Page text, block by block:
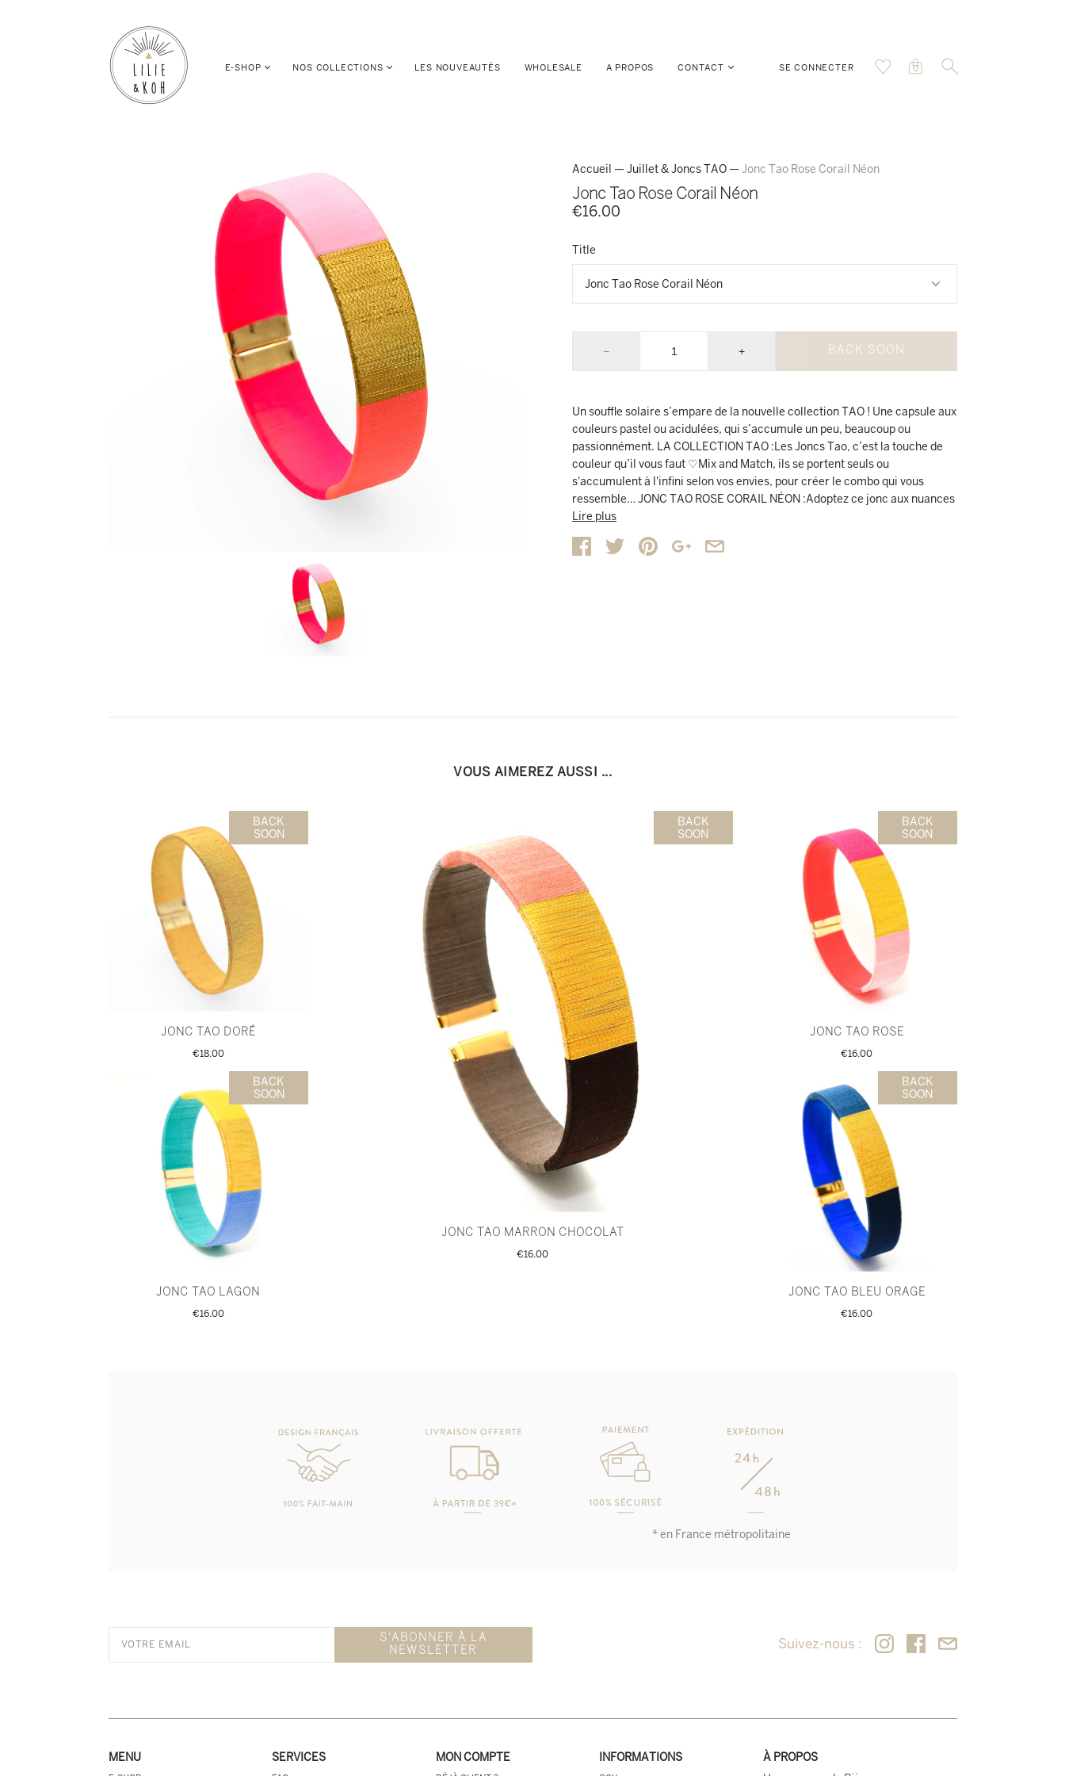
E-SHOP NOS COLLECTIONS LES NOUVEAUTÉS WHOLESALE A PROPOS CONTACT SE CONNECTER 0
Accueil — Juillet & Joncs TAO — Jonc Tao Rose Corail Néon
Jonc Tao Rose Corail Néon
€16.00
Title
− + BACK SOON
Un souffle solaire s’empare de la nouvelle collection TAO ! Une capsule aux
couleurs pastel ou acidulées, qui s’accumule un peu, beaucoup ou
passionnément. LA COLLECTION TAO :Les Joncs Tao, c’est la touche de
couleur qu’il vous faut ♡Mix and Match, ils se portent seuls ou
s'accumulent à l'infini selon vos envies, pour créer le combo qui vous
ressemble… JONC TAO ROSE CORAIL NÉON :Adoptez ce jonc aux nuances
de Rose pastel, corail fluo & rose fluo, et mixez le avec des couleurs flashy,
pour un assortiment lumineux et tendance ! CARACTÉRISTIQUES
PRODUIT :- Chaque jonc est doté d’un joli mix de 3 couleurs autour du doré
Lire plus
VOUS AIMEREZ AUSSI ...
BACK
SOON
JONC TAO DORÉ
€18.00
BACK
SOON
JONC TAO LAGON
€16.00
BACK
SOON
JONC TAO MARRON CHOCOLAT
€16.00
BACK
SOON
JONC TAO ROSE
€16.00
BACK
SOON
JONC TAO BLEU ORAGE
€16.00
* en France métropolitaine
S'ABONNER À LA
NEWSLETTER
Suivez-nous :
MENU SERVICES MON COMPTE INFORMATIONS
À PROPOS